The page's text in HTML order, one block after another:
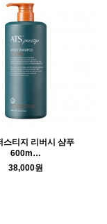
스티지 리버시 샴푸
600m…
38,000원